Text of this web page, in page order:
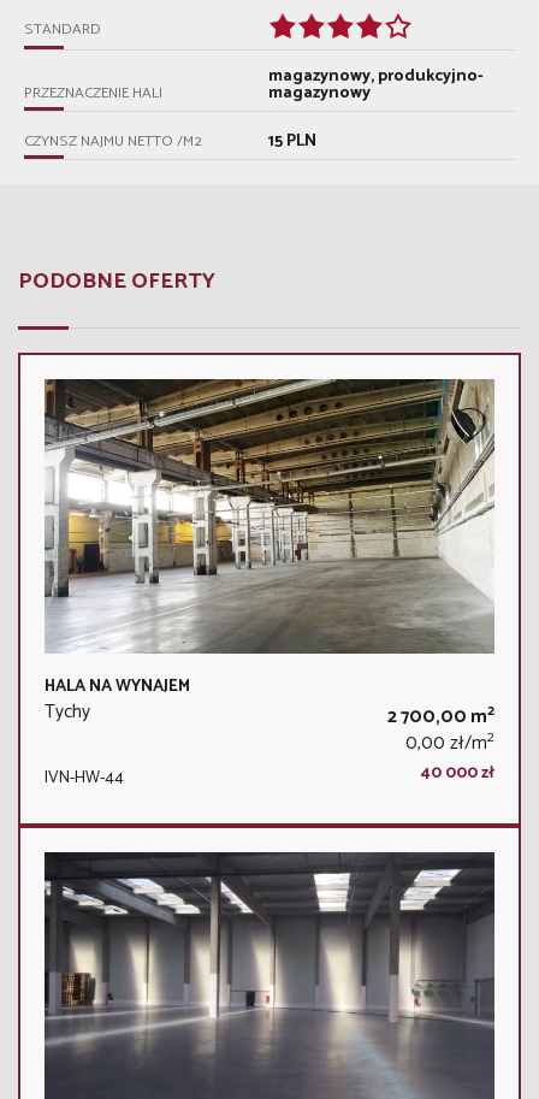
STANDARD
PRZEZNACZENIE HALI
magazynowy, produkcyjno-
magazynowy
CZYNSZ NAJMU NETTO /M2 15 PLN
PODOBNE OFERTY
HALA NA WYNAJEM
Tychy 2 700,00 m2
0,00 zł/m2
IVN-HW-44 40 000 zł